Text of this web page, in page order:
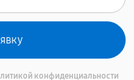
конфиденциальности